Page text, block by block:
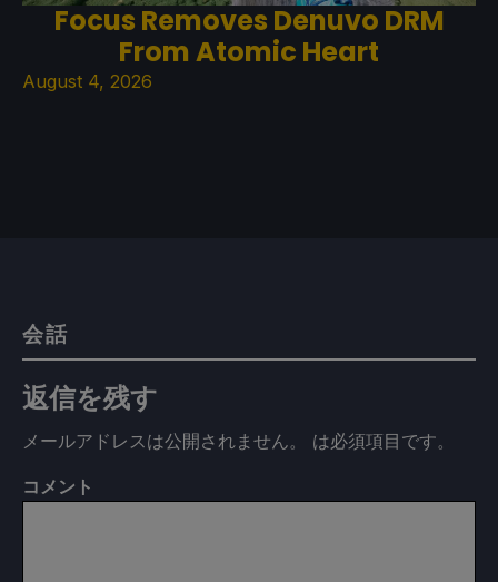
Focus Removes Denuvo DRM
From Atomic Heart
August 4, 2026
会話
返信を残す
メールアドレスは公開されません。 は必須項目です。
コメント